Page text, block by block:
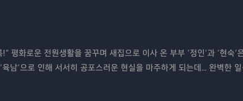
평화로운 전원생활을 꿈꾸며 새집으로 이사 온 부부 ‘정인’과 ‘현숙’
남’으로 인해 서서히 공포스러운 현실을 마주하게 되는데... 완벽한